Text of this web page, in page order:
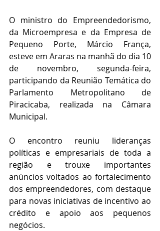
O ministro do Empreendedorismo,
da Microempresa e da Empresa de
Pequeno Porte, Márcio França,
esteve em Araras na manhã do dia 10
de novembro, segunda-feira,
participando da Reunião Temática do
Parlamento Metropolitano de
Piracicaba, realizada na Câmara
Municipal.
O encontro reuniu lideranças
políticas e empresariais de toda a
região e trouxe importantes
anúncios voltados ao fortalecimento
dos empreendedores, com destaque
para novas iniciativas de incentivo ao
crédito e apoio aos pequenos
negócios.